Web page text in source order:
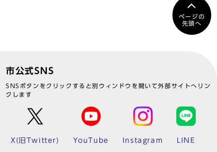
ページの
先頭へ
市公式SNS
SNSボタンをクリックすると別ウィンドウを開いて外部サイトへリン
クします
X(旧Twitter) YouTube Instagram LINE